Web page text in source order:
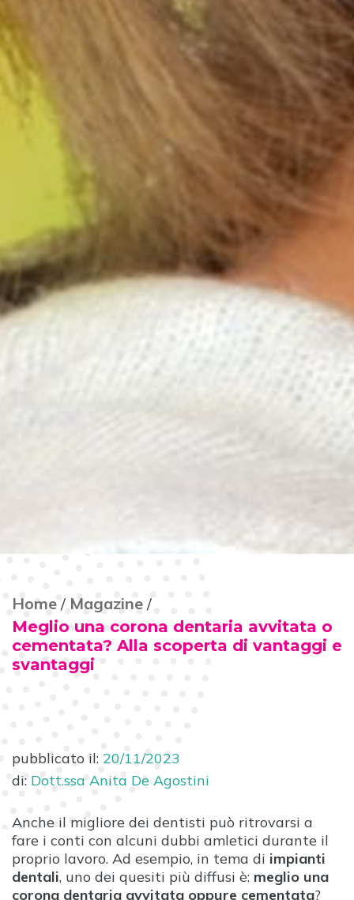
Home Magazine
Meglio una corona dentaria avvitata o
cementata? Alla scoperta di vantaggi e
svantaggi
pubblicato il: 20/11/2023
di: Dott.ssa Anita De Agostini
Anche il migliore dei dentisti può ritrovarsi a
fare i conti con alcuni dubbi amletici durante il
proprio lavoro. Ad esempio, in tema di impianti
dentali, uno dei quesiti più diffusi è: meglio una
corona dentaria avvitata oppure cementata?